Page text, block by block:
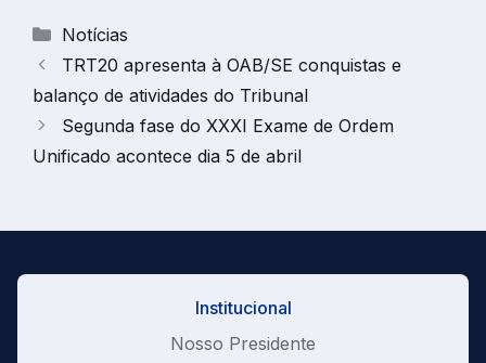
Categorias
Notícias
TRT20 apresenta à OAB/SE conquistas e
balanço de atividades do Tribunal
Segunda fase do XXXI Exame de Ordem
Unificado acontece dia 5 de abril
Institucional
Nosso Presidente